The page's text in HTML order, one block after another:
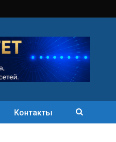
Контакты